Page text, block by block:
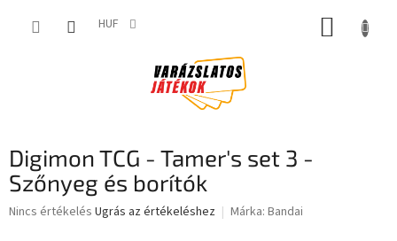
HUF KOSÁR
Digimon TCG - Tamer's set 3 -
Szőnyeg és borítók
A
Nincs értékelés Ugrás az értékeléshez Márka: Bandai